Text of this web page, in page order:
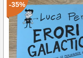
-35%